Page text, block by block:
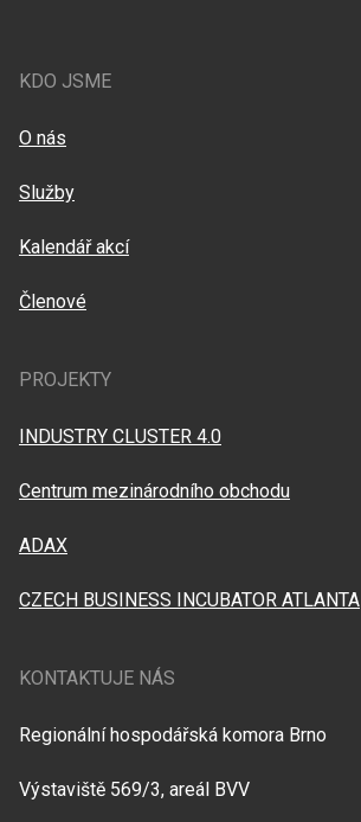
KDO JSME
O nás
Služby
Kalendář akcí
Členové
PROJEKTY
INDUSTRY CLUSTER 4.0
Centrum mezinárodního obchodu
ADAX
CZECH BUSINESS INCUBATOR ATLANTA
KONTAKTUJE NÁS
Regionální hospodářská komora Brno
Výstaviště 569/3, areál BVV